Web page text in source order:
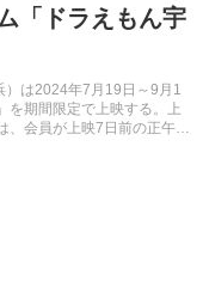
人気記事「ドラえもん宇
は2024年7月19日～9月1
期間限定で上映する。上
、会員が上映7日前の正午、